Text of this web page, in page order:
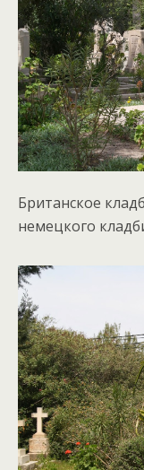
Британское
немецкого